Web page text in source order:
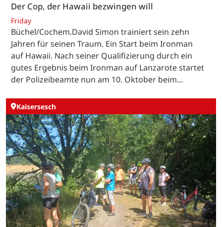
Der Cop, der Hawaii bezwingen will
Friday
Büchel/Cochem.David Simon trainiert sein zehn
Jahren für seinen Traum. Ein Start beim Ironman
auf Hawaii. Nach seiner Qualifizierung durch ein
gutes Ergebnis beim Ironman auf Lanzarote startet
der Polizeibeamte nun am 10. Oktober beim…
Kaisersesch